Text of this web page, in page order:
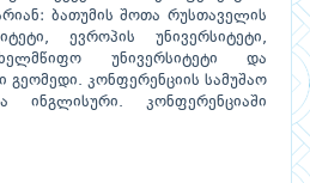
ბათუმის შოთა რუსთაველის
ევროპის უნივერსიტეტი,
უნივერსიტეტი და
გეომედი. კონფერენციის სამუშაო
კონფერენციაში